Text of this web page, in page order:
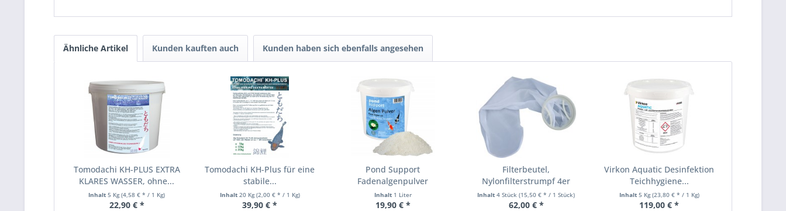
Ähnliche Artikel Kunden kauften auch Kunden haben sich ebenfalls angesehen
Tomodachi KH-PLUS EXTRA
KLARES WASSER, ohne...
Inhalt5 Kg(4,58 € * / 1 Kg)
22,90 € *
Tomodachi KH-Plus für eine
stabile...
Inhalt 20 Kg(2,00 € * / 1 Kg)
39,90 € *
Pond Support
Fadenalgenpulver
mineralisch gegen...
Inhalt 1 Liter
19,90 € *
Filterbeutel,
Nylonfilterstrumpf 4er
Sparpack ,...
Inhalt4 Stück(15,50 € * / 1 Stück)
62,00 € *
Virkon Aquatic Desinfektion
Teichhygiene...
Inhalt 5 Kg(23,80 € * / 1 Kg)
119,00 € *